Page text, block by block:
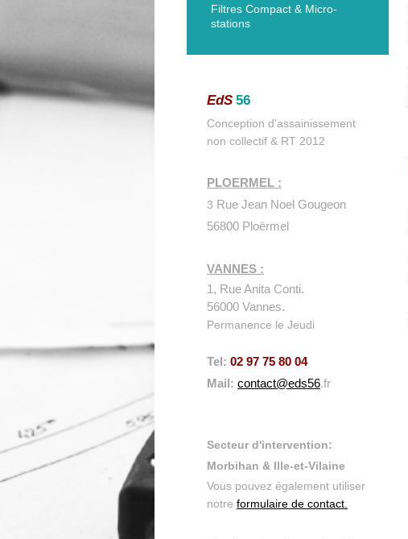
Filtres Compact & Micro-
stations
EdS 56
Conception d'assainissement
non collectif & RT 2012
PLOERMEL :
3 Rue Jean Noel Gougeon
56800 Ploërmel
VANNES :
1, Rue Anita Conti.
56000 Vannes.
Permanence le Jeudi
Tel: 02 97 75 80 04
Mail: contact@eds56.fr
Secteur d'intervention:
Morbihan & Ille-et-Vilaine
Vous pouvez également utiliser
notre formulaire de contact